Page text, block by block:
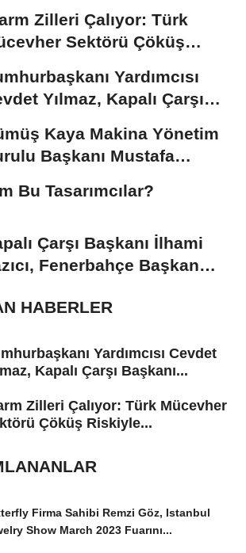
Zilleri Çalıyor: Türk
Sektörü Çöküş
Yardımcısı
Yılmaz, Kapalı Çarşı
Kaya Makina Yönetim
Başkanı Mustafa
Bu Tasarımcılar?
Çarşı Başkanı İlhami
Fenerbahçe Başkan
HABERLER
Yardımcısı Cevdet
Kapalı Çarşı Başkanı...
Zilleri Çalıyor: Türk Mücevher
Çöküş Riskiyle...
Firma Sahibi Remzi Göz, Istanbul
Show March 2023 Fuarını...